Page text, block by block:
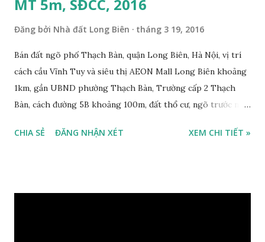
MT 5m, SĐCC, 2016
Đăng bởi Nhà đất Long Biên tháng 3 19, 2016
Bán đất ngõ phố Thạch Bàn, quận Long Biên, Hà Nội, vị trí
cách cầu Vĩnh Tuy và siêu thị AEON Mall Long Biên khoảng
1km, gần UBND phường Thạch Bàn, Trường cấp 2 Thạch
Bàn, cách đường 5B khoảng 100m, đất thổ cư, ngõ trước nhà
mặt tiền 5m, sổ đỏ chính chủ, giá bán 30 triệu/m2. Liên hệ:
CHIA SẺ ĐĂNG NHẬN XÉT XEM CHI TIẾT »